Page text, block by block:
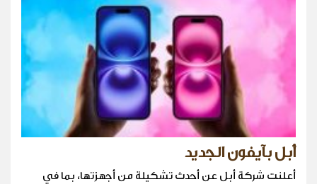
أبل بآيفون الجديد
أعلنت شركة أبل عن أحدث تشكيلة من أجهزتها، بما في